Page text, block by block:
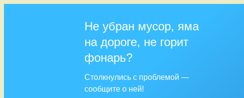
Не убран мусор, яма
на дороге, не горит
фонарь?
Столкнулись с проблемой —
сообщите о ней!